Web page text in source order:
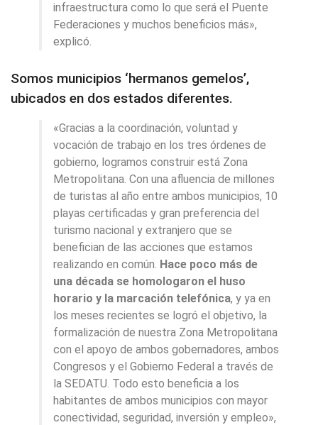
infraestructura como lo que será el Puente
Federaciones y muchos beneficios más»,
explicó.
Somos municipios ‘hermanos gemelos’,
ubicados en dos estados diferentes.
«Gracias a la coordinación, voluntad y
vocación de trabajo en los tres órdenes de
gobierno, logramos construir está Zona
Metropolitana. Con una afluencia de millones
de turistas al año entre ambos municipios, 10
playas certificadas y gran preferencia del
turismo nacional y extranjero que se
benefician de las acciones que estamos
realizando en común. Hace poco más de
una década se homologaron el huso
horario y la marcación telefónica, y ya en
los meses recientes se logró el objetivo, la
formalización de nuestra Zona Metropolitana
con el apoyo de ambos gobernadores, ambos
Congresos y el Gobierno Federal a través de
la SEDATU. Todo esto beneficia a los
habitantes de ambos municipios con mayor
conectividad, seguridad, inversión y empleo»,